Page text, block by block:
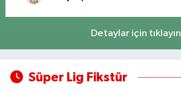
Detaylar için tıklayın
Süper Lig Fikstür